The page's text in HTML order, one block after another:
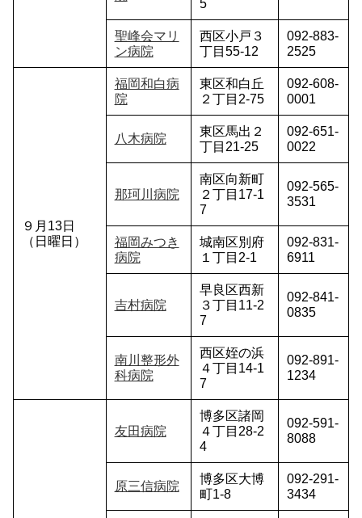
5
聖峰会マリ
ン病院
西区小戸３
丁目55-12
092-883-
2525
９月13日
（日曜日）
福岡和白病
院
東区和白丘
２丁目2-75
092-608-
0001
八木病院
東区馬出２
丁目21-25
092-651-
0022
那珂川病院
南区向新町
２丁目17-1
7
092-565-
3531
福岡みつき
病院
城南区別府
１丁目2-1
092-831-
6911
吉村病院
早良区西新
３丁目11-2
7
092-841-
0835
南川整形外
科病院
西区姪の浜
４丁目14-1
7
092-891-
1234
友田病院
博多区諸岡
４丁目28-2
4
092-591-
8088
原三信病院
博多区大博
町1-8
092-291-
3434